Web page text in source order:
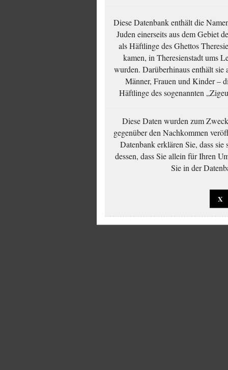
Diese Datenbank enthält die
Juden einerseits aus dem Gebiet
als Häftlinge des Ghettos
kamen, in Theresienstadt ums
wurden. Darüberhinaus enthält
Männer, Frauen und Kinder –
Häftlinge des sogenannten
Diese Daten wurden zum
gegenüber den Nachkommen
Datenbank erklären Sie, dass sie
dessen, dass Sie allein für Ihren
Sie in der
X